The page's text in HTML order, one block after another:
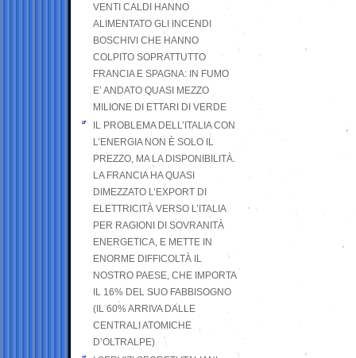
VENTI CALDI HANNO
ALIMENTATO GLI INCENDI
BOSCHIVI CHE HANNO
COLPITO SOPRATTUTTO
FRANCIA E SPAGNA: IN FUMO
E’ ANDATO QUASI MEZZO
MILIONE DI ETTARI DI VERDE
IL PROBLEMA DELL’ITALIA CON
L’ENERGIA NON È SOLO IL
PREZZO, MA LA DISPONIBILITÀ.
LA FRANCIA HA QUASI
DIMEZZATO L’EXPORT DI
ELETTRICITÀ VERSO L’ITALIA
PER RAGIONI DI SOVRANITÀ
ENERGETICA, E METTE IN
ENORME DIFFICOLTÀ IL
NOSTRO PAESE, CHE IMPORTA
IL 16% DEL SUO FABBISOGNO
(IL 60% ARRIVA DALLE
CENTRALI ATOMICHE
D’OLTRALPE)